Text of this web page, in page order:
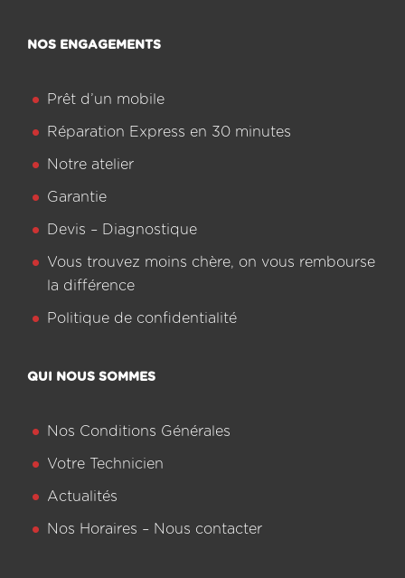
NOS ENGAGEMENTS
Prêt d’un mobile
Réparation Express en 30 minutes
Notre atelier
Garantie
Devis – Diagnostique
Vous trouvez moins chère, on vous rembourse
la différence
Politique de confidentialité
QUI NOUS SOMMES
Nos Conditions Générales
Votre Technicien
Actualités
Nos Horaires – Nous contacter